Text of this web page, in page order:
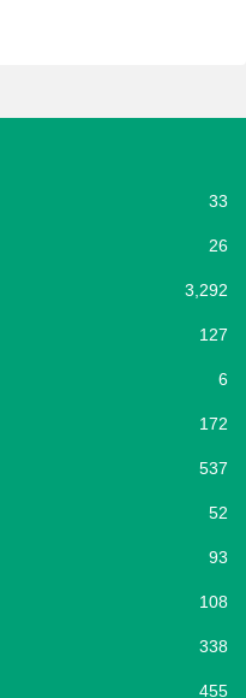
33
26
3,292
127
6
172
537
52
93
108
338
455